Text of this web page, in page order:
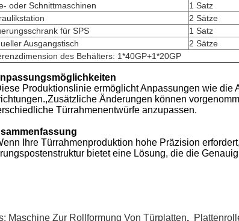
oder Schnittmaschinen
1 Satz
2 Sätze
für SPS
1 Satz
Ausgangstisch
2 Sätze
des Behälters: 1*40GP+1*20GP
Produktionslinie ermöglicht Anpassungen wie die
Änderungen können
Türrahmenentwürfe anzupassen.
Ihre Türrahmenproduktion hohe Präzision
bietet eine Lösung, die die
Maschine Zur Rollformung Von Türplatten,